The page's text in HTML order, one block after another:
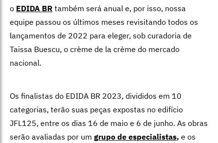
o EDIDA BR também será anual e, por isso, nossa
equipe passou os últimos meses revisitando todos os
lançamentos de 2022 para eleger, sob curadoria de
Taissa Buescu, o crème de la crème do mercado
nacional.
Os finalistas do EDIDA BR 2023, divididos em 10
categorias, terão suas peças expostas no edifício
JFL125, entre os dias 16 de maio e 6 de junho. As obras
serão avaliadas por um grupo de especialistas, e os